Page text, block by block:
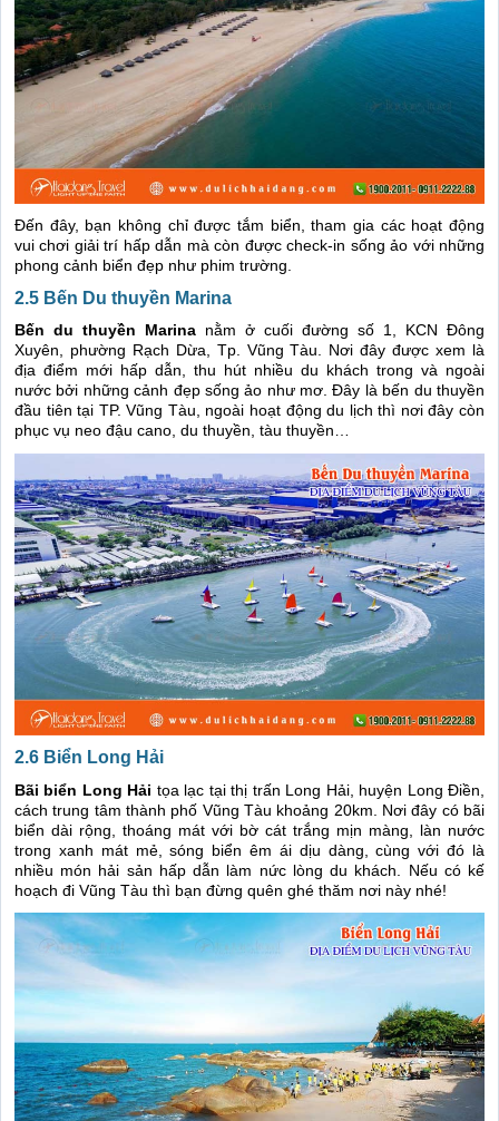
Đến đây, bạn không chỉ được tắm biển, tham gia các hoạt động
vui chơi giải trí hấp dẫn mà còn được check-in sống ảo với những
phong cảnh biển đẹp như phim trường.
2.5 Bến Du thuyền Marina
Bến du thuyền Marina nằm ở cuối đường số 1, KCN Đông
Xuyên, phường Rạch Dừa, Tp. Vũng Tàu. Nơi đây được xem là
địa điểm mới hấp dẫn, thu hút nhiều du khách trong và ngoài
nước bởi những cảnh đẹp sống ảo như mơ. Đây là bến du thuyền
đầu tiên tại TP. Vũng Tàu, ngoài hoạt động du lịch thì nơi đây còn
phục vụ neo đậu cano, du thuyền, tàu thuyền…
2.6 Biển Long Hải
Bãi biển Long Hải tọa lạc tại thị trấn Long Hải, huyện Long Điền,
cách trung tâm thành phố Vũng Tàu khoảng 20km. Nơi đây có bãi
biển dài rộng, thoáng mát với bờ cát trắng mịn màng, làn nước
trong xanh mát mẻ, sóng biển êm ái dịu dàng, cùng với đó là
nhiều món hải sản hấp dẫn làm nức lòng du khách. Nếu có kế
hoạch đi Vũng Tàu thì bạn đừng quên ghé thăm nơi này nhé!